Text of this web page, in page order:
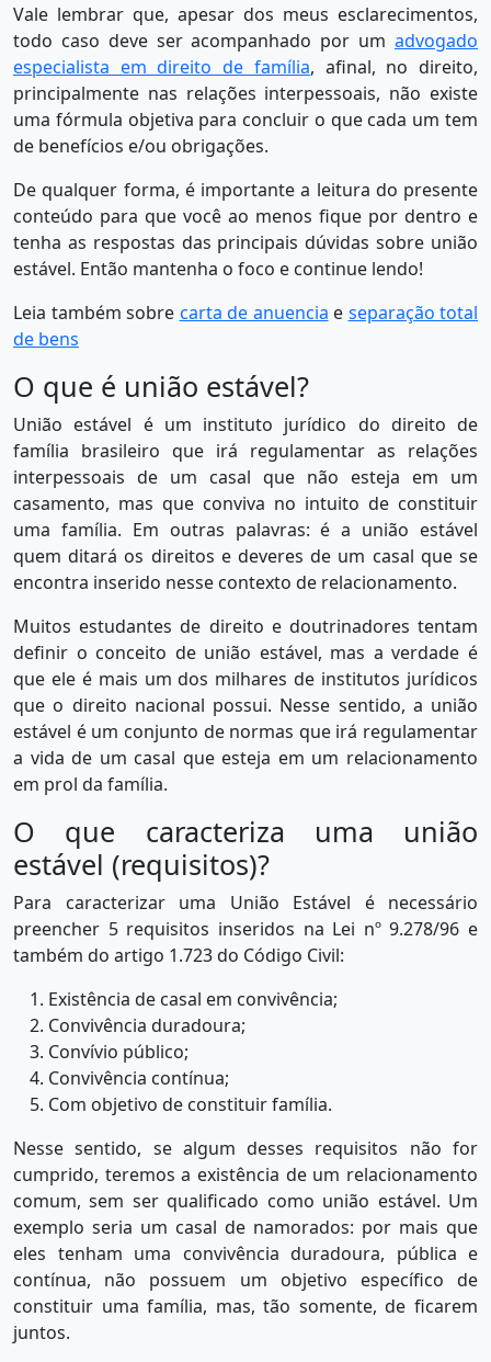
Vale lembrar que, apesar dos meus esclarecimentos,
todo caso deve ser acompanhado por um advogado
especialista em direito de família, afinal, no direito,
principalmente nas relações interpessoais, não existe
uma fórmula objetiva para concluir o que cada um tem
de benefícios e/ou obrigações.
De qualquer forma, é importante a leitura do presente
conteúdo para que você ao menos fique por dentro e
tenha as respostas das principais dúvidas sobre união
estável. Então mantenha o foco e continue lendo!
Leia também sobre carta de anuencia e separação total
de bens
O que é união estável?
União estável é um instituto jurídico do direito de
família brasileiro que irá regulamentar as relações
interpessoais de um casal que não esteja em um
casamento, mas que conviva no intuito de constituir
uma família. Em outras palavras: é a união estável
quem ditará os direitos e deveres de um casal que se
encontra inserido nesse contexto de relacionamento.
Muitos estudantes de direito e doutrinadores tentam
definir o conceito de união estável, mas a verdade é
que ele é mais um dos milhares de institutos jurídicos
que o direito nacional possui. Nesse sentido, a união
estável é um conjunto de normas que irá regulamentar
a vida de um casal que esteja em um relacionamento
em prol da família.
O que caracteriza uma união
estável (requisitos)?
Para caracterizar uma União Estável é necessário
preencher 5 requisitos inseridos na Lei nº 9.278/96 e
também do artigo 1.723 do Código Civil:
Existência de casal em convivência;
Convivência duradoura;
Convívio público;
Convivência contínua;
Com objetivo de constituir família.
Nesse sentido, se algum desses requisitos não for
cumprido, teremos a existência de um relacionamento
comum, sem ser qualificado como união estável. Um
exemplo seria um casal de namorados: por mais que
eles tenham uma convivência duradoura, pública e
contínua, não possuem um objetivo específico de
constituir uma família, mas, tão somente, de ficarem
juntos.